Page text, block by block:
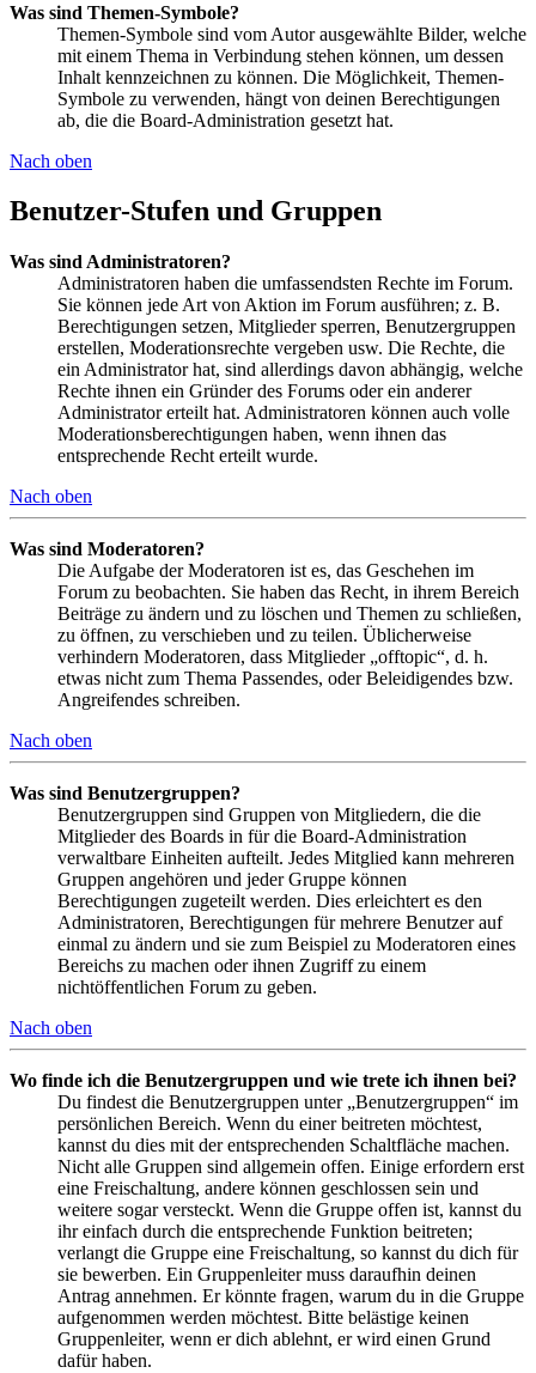
Was sind Themen-Symbole?
Themen-Symbole sind vom Autor ausgewählte Bilder, welche
mit einem Thema in Verbindung stehen können, um dessen
Inhalt kennzeichnen zu können. Die Möglichkeit, Themen-
Symbole zu verwenden, hängt von deinen Berechtigungen
ab, die die Board-Administration gesetzt hat.
Nach oben
Benutzer-Stufen und Gruppen
Was sind Administratoren?
Administratoren haben die umfassendsten Rechte im Forum.
Sie können jede Art von Aktion im Forum ausführen; z. B.
Berechtigungen setzen, Mitglieder sperren, Benutzergruppen
erstellen, Moderationsrechte vergeben usw. Die Rechte, die
ein Administrator hat, sind allerdings davon abhängig, welche
Rechte ihnen ein Gründer des Forums oder ein anderer
Administrator erteilt hat. Administratoren können auch volle
Moderationsberechtigungen haben, wenn ihnen das
entsprechende Recht erteilt wurde.
Nach oben
Was sind Moderatoren?
Die Aufgabe der Moderatoren ist es, das Geschehen im
Forum zu beobachten. Sie haben das Recht, in ihrem Bereich
Beiträge zu ändern und zu löschen und Themen zu schließen,
zu öffnen, zu verschieben und zu teilen. Üblicherweise
verhindern Moderatoren, dass Mitglieder „offtopic“, d. h.
etwas nicht zum Thema Passendes, oder Beleidigendes bzw.
Angreifendes schreiben.
Nach oben
Was sind Benutzergruppen?
Benutzergruppen sind Gruppen von Mitgliedern, die die
Mitglieder des Boards in für die Board-Administration
verwaltbare Einheiten aufteilt. Jedes Mitglied kann mehreren
Gruppen angehören und jeder Gruppe können
Berechtigungen zugeteilt werden. Dies erleichtert es den
Administratoren, Berechtigungen für mehrere Benutzer auf
einmal zu ändern und sie zum Beispiel zu Moderatoren eines
Bereichs zu machen oder ihnen Zugriff zu einem
nichtöffentlichen Forum zu geben.
Nach oben
Wo finde ich die Benutzergruppen und wie trete ich ihnen bei?
Du findest die Benutzergruppen unter „Benutzergruppen“ im
persönlichen Bereich. Wenn du einer beitreten möchtest,
kannst du dies mit der entsprechenden Schaltfläche machen.
Nicht alle Gruppen sind allgemein offen. Einige erfordern erst
eine Freischaltung, andere können geschlossen sein und
weitere sogar versteckt. Wenn die Gruppe offen ist, kannst du
ihr einfach durch die entsprechende Funktion beitreten;
verlangt die Gruppe eine Freischaltung, so kannst du dich für
sie bewerben. Ein Gruppenleiter muss daraufhin deinen
Antrag annehmen. Er könnte fragen, warum du in die Gruppe
aufgenommen werden möchtest. Bitte belästige keinen
Gruppenleiter, wenn er dich ablehnt, er wird einen Grund
dafür haben.